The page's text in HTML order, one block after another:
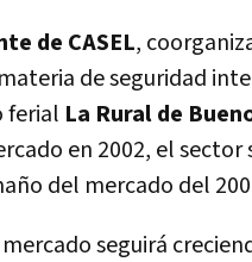
de CASEL,
de seguridad
ferial La Rural de
en 2002, el
del mercado del
seguirá